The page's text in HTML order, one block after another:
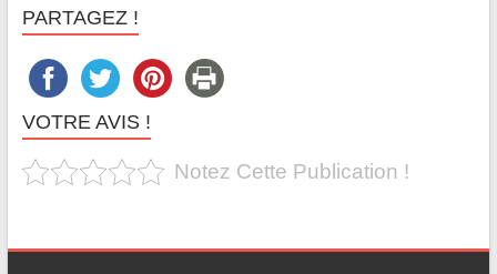
PARTAGEZ !
VOTRE AVIS !
Notez Cette Publication !